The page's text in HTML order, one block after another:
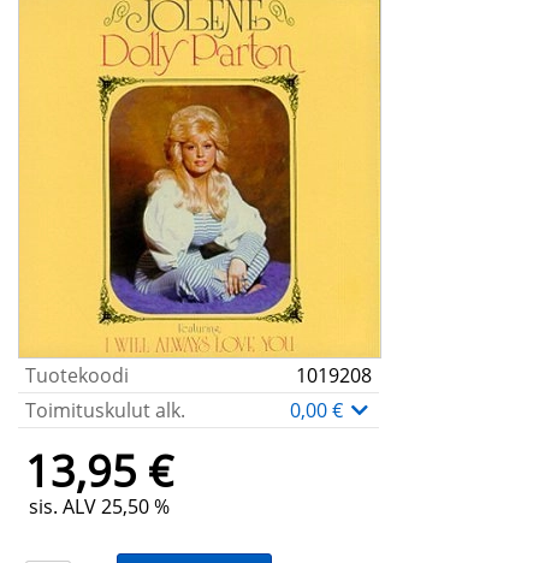
Tuotekoodi
1019208
Toimituskulut alk.
0,00 €
13,95 €
sis. ALV 25,50 %